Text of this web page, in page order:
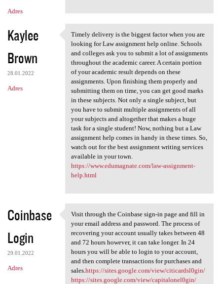
Adres
Kaylee
Brown
28.01.2022
Adres
Timely delivery is the
Timely delivery is the biggest factor when you are
looking for Law assignment help online. Schools
and colleges ask you to submit a lot of assignments
throughout the academic career. A certain portion
of your academic result depends on these
assignments. Upon finishing them properly and
submitting them on time, you can get good marks
in these subjects. Not only a single subject, but
you have to submit multiple assignments of all
your subjects and altogether that makes a huge
task for a single student! Now, nothing but a Law
assignment help comes in handy in these times. So,
watch out for the best assignment writing services
available in your town.
https://www.edumagnate.com/law-assignment-
help.html
Coinbase
Login
29.01.2022
Adres
Visit through the Coinbase
Visit through the Coinbase sign-in page and fill in
your email address and password. The process of
recovering your account usually takes between 48
and 72 hours however, it can take longer. In 24
hours you will be able to login to your account,
and then complete transactions for purchases and
sales. https://sites.google.com/view/citicardsl0gin/
https://sites.google.com/view/capitalonel0gin/